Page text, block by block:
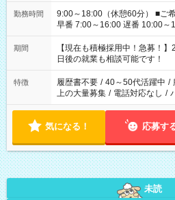
勤務時間
9:00～18:00（休憩60分） ■ご希望があれば下記シフトもOK！
早番 7:00～16:00 遅番 10:00～19:00 「家族と休みを
い」 「余裕を持って夕飯の準
たくない」 など、ご希望を教えてくだ
の方へ 今ご覧のお仕事で希望
の勤務時間。 合計で週40時間
期間
【現在も積極採用中！急募！
日後の就業も相談可能です！
特徴 履歴書不要 / 40～50代活躍中 /
上の大量募集 / 電話対応なし /
気になる！ 応募す
未読